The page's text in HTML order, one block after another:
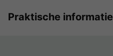
Praktische informatie